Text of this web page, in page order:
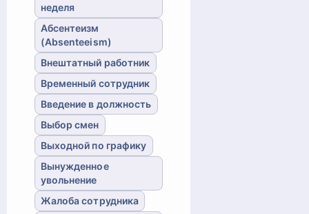
неделя
Абсентеизм
(Absenteeism)
Внештатный работник
Временный сотрудник
Введение в должность
Выбор смен
Выходной по графику
Вынужденное
увольнение
Жалоба сотрудника